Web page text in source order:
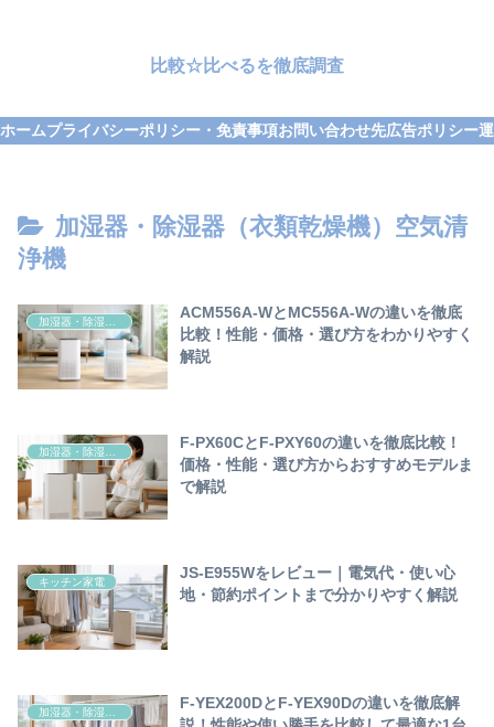
比較☆比べるを徹底調査
ホームプライバシーポリシー・免責事項お問い合わせ先広告ポリシー
加湿器・除湿器（衣類乾燥機）空気清
浄機
加湿器・除湿器（衣類乾燥機）空気清浄機
ACM556A-WとMC556A-Wの違いを徹底
比較！性能・価格・選び方をわかりやすく
解説
F-PX60CとF-PXY60の違いを徹底比較！
価格・性能・選び方からおすすめモデルま
で解説
キッチン家電
JS-E955Wをレビュー｜電気代・使い心
地・節約ポイントまで分かりやすく解説
F-YEX200DとF-YEX90Dの違いを徹底解